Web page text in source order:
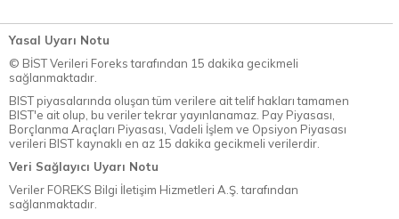
Yasal Uyarı Notu
© BİST Verileri Foreks tarafından 15 dakika gecikmeli
sağlanmaktadır.
BIST piyasalarında oluşan tüm verilere ait telif hakları tamamen
BIST'e ait olup, bu veriler tekrar yayınlanamaz. Pay Piyasası,
Borçlanma Araçları Piyasası, Vadeli İşlem ve Opsiyon Piyasası
verileri BIST kaynaklı en az 15 dakika gecikmeli verilerdir.
Veri Sağlayıcı Uyarı Notu
Veriler FOREKS Bilgi İletişim Hizmetleri A.Ş. tarafından
sağlanmaktadır.